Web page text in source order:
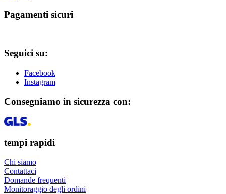
Pagamenti sicuri
Seguici su:
Facebook
Instagram
Consegniamo in sicurezza con:
tempi rapidi
Chi siamo
Contattaci
Domande frequenti
Monitoraggio degli ordini